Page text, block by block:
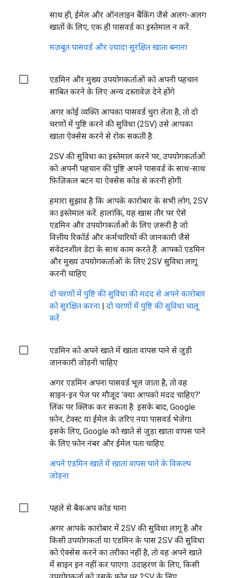
साथ ही, ईमेल और ऑनलाइन बैंकिंग जैसे अलग-अलग
खातों के लिए, एक ही पासवर्ड का इस्तेमाल न करें.
मज़बूत पासवर्ड और ज़्यादा सुरक्षित खाता बनाना
एडमिन और मुख्य उपयोगकर्ताओं को अपनी पहचान
साबित करने के लिए अन्य दस्तावेज़ देने होंगे
अगर कोई व्यक्ति आपका पासवर्ड चुरा लेता है, तो दो
चरणों में पुष्टि करने की सुविधा (2SV) उसे आपका
खाता ऐक्सेस करने से रोक सकती है.
2SV की सुविधा का इस्तेमाल करने पर, उपयोगकर्ताओं
को अपनी पहचान की पुष्टि अपने पासवर्ड के साथ-साथ
फ़िज़िकल बटन या ऐक्सेस कोड से करनी होगी.
हमारा सुझाव है कि आपके कारोबार के सभी लोग, 2SV
का इस्तेमाल करें. हालांकि, यह खास तौर पर ऐसे
एडमिन और उपयोगकर्ताओं के लिए ज़रूरी है जो
वित्तीय रिकॉर्ड और कर्मचारियों की जानकारी जैसे
संवेदनशील डेटा के साथ काम करते हैं. आपको एडमिन
और मुख्य उपयोगकर्ताओं के लिए 2SV सुविधा लागू
करनी चाहिए.
दो चरणों में पुष्टि की सुविधा की मदद से अपने कारोबार
को सुरक्षित करना | दो चरणों में पुष्टि की सुविधा चालू
करें
एडमिन को अपने खाते में खाता वापस पाने से जुड़ी
जानकारी जोड़नी चाहिए
अगर एडमिन अपना पासवर्ड भूल जाता है, तो वह
साइन-इन पेज पर मौजूद 'क्या आपको मदद चाहिए?'
लिंक पर क्लिक कर सकता है. इसके बाद, Google
फ़ोन, टेक्स्ट या ईमेल के ज़रिए नया पासवर्ड भेजेगा.
इसके लिए, Google को खाते से जुड़ा खाता वापस पाने
के लिए फ़ोन नंबर और ईमेल पता चाहिए.
अपने एडमिन खाते में खाता वापस पाने के विकल्प
जोड़ना
पहले से बैकअप कोड पाना
अगर आपके कारोबार में 2SV की सुविधा लागू है और
किसी उपयोगकर्ता या एडमिन के पास 2SV की सुविधा
को ऐक्सेस करने का तरीका नहीं है, तो वह अपने खाते
में साइन इन नहीं कर पाएगा. उदाहरण के लिए, किसी